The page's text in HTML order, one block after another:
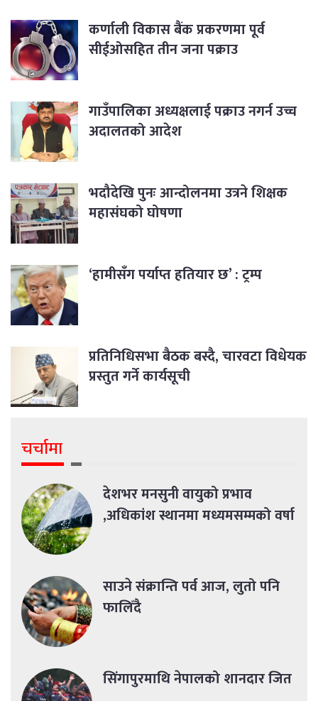
कर्णाली विकास बैंक प्रकरणमा पूर्व
सीईओसहित तीन जना पक्राउ
गाउँपालिका अध्यक्षलाई पक्राउ नगर्न उच्च
अदालतको आदेश
भदौदेखि पुनः आन्दोलनमा उत्रने शिक्षक
महासंघको घोषणा
‘हामीसँग पर्याप्त हतियार छ’ : ट्रम्प
प्रतिनिधिसभा बैठक बस्दै, चारवटा विधेयक
प्रस्तुत गर्ने कार्यसूची
चर्चामा
देशभर मनसुनी वायुको प्रभाव
,अधिकांश स्थानमा मध्यमसम्मको वर्षा
साउने संक्रान्ति पर्व आज, लुतो पनि
फालिँदै
सिंगापुरमाथि नेपालको शानदार जित